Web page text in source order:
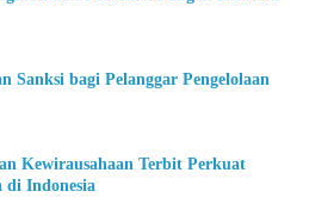
Sanksi bagi Pelanggar Pengelolaan
Kewirausahaan Terbit Perkuat
di Indonesia